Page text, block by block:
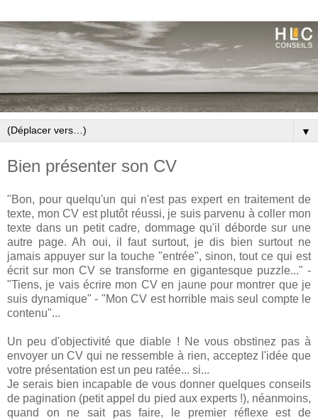
▼
Bien présenter son CV
"Bon, pour quelqu'un qui n'est pas expert en traitement de
texte, mon CV est plutôt réussi, je suis parvenu à coller mon
texte dans un petit cadre, dommage qu'il déborde sur une
autre page. Ah oui, il faut surtout, je dis bien surtout ne
jamais appuyer sur la touche "entrée", sinon, tout ce qui est
écrit sur mon CV se transforme en gigantesque puzzle..." -
"Tiens, je vais écrire mon CV en jaune pour montrer que je
suis dynamique" - "Mon CV est horrible mais seul compte le
contenu"...
Un peu d'objectivité que diable ! Ne vous obstinez pas à
envoyer un CV qui ne ressemble à rien, acceptez l'idée que
votre présentation est un peu ratée... si...
Je serais bien incapable de vous donner quelques conseils
de pagination (petit appel du pied aux experts !), néanmoins,
quand on ne sait pas faire, le premier réflexe est de